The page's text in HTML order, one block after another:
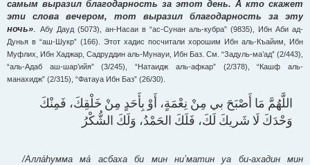
самым выразил благодарность за этот день. А кто скажет
эти слова вечером, тот выразил благодарность за эту
ночь»
Абу Дауд (5073), ан-Насаи в “ас-Сунан аль-кубра” (9835), Ибн Аби ад-
Дунья в “аш-Шукр” (166). Этот хадис посчитали хорошим Ибн аль-Къайим, Ибн
Муфлих, Ибн Хаджар, Садруддин аль-Мунауи, Ибн Баз. См. “Задуль-ма’ад” (2/443),
“аль-Адаб аш-шар’ийя” (3/245), “Натаидж аль-афкар” (2/378), “Кашф аль-
манахидж” (2/315), “Фатауа Ибн Баз” (26/30).
‌اللَّهُمَّ ‌مَا ‌أَصْبَحَ ‌بي ‌مِنْ ‌نِعْمَةٍ، ‌أَوْ ‌بِأَحَدٍ ‌مِنْ ‌خَلْقِكَ، ‌فَمِنْكَ
‌وَحْدَكَ ‌لَا ‌شَريكَ ‌لَكَ، ‌فَلَكَ ‌الحَمْدُ، ‌وَلَكَ ‌الشُّكْرُ
/Алла́hумма ма́ асбаха би мин ни’матин уа би-ахадин мин